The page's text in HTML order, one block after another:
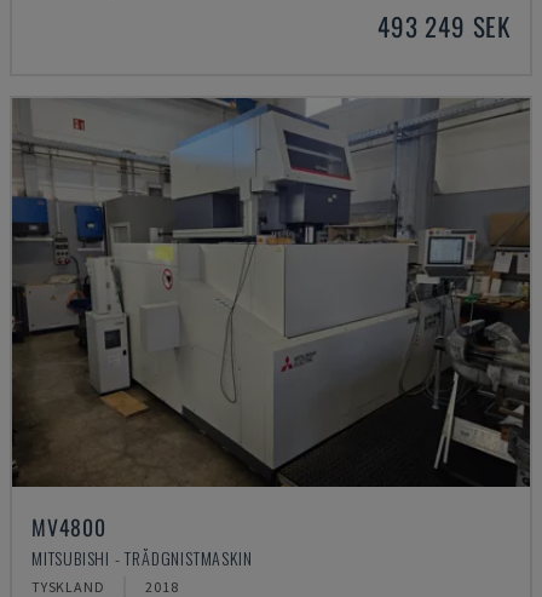
493 249 SEK
MV4800
MITSUBISHI - TRÅDGNISTMASKIN
TYSKLAND 2018